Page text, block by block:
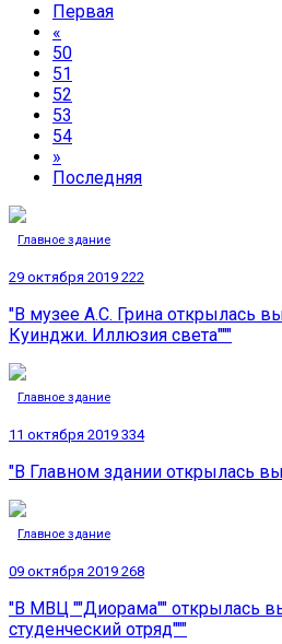
Первая
«
50
51
52
53
54
»
Последняя
Главное здание
29 октября 2019 222
"В музее А.С. Грина открылась
Куинджи. Иллюзия света"""
Главное здание
11 октября 2019 334
"В Главном здании открылась
Главное здание
09 октября 2019 268
"В МВЦ ""Диорама"" открылась
студенческий отряд"""